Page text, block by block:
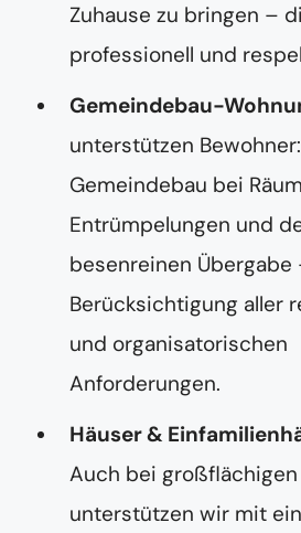
Zuhause zu bringen –
professionell und
Gemeindebau-
unterstützen
Gemeindebau bei
Entrümpelungen und
besenreinen Übergabe
Berücksichtigung aller
und organisatorischen
Anforderungen.
Häuser &
Auch bei großflächigen
unterstützen wir mit